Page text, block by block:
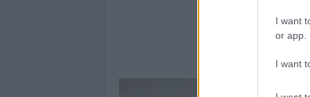
I want
or app.
I want